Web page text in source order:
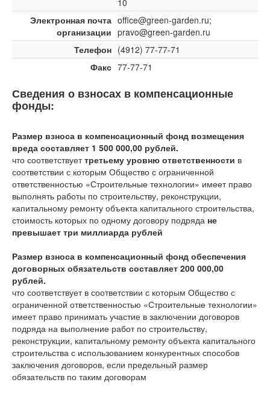
10
Электронная почта
организации
office@green-garden.ru;
pravo@green-garden.ru
Телефон (4912) 77-77-71
Факс 77-77-71
Сведения о взносах в компенсационные
фонды:
Размер взноса в компенсационный фонд возмещения
вреда составляет 1 500 000,00 рублей.
что соответствуеттретьему уровню ответственности в
соответствии с которым Общество с ограниченной
ответственностью «Строительные технологии» имеет право
выполнять работы по строительству, реконструкции,
капитальному ремонту объекта капитального строительства,
стоимость которых по одному договору подряда не
превышает три миллиарда рублей
Размер взноса в компенсационный фонд обеспечения
договорных обязательств составляет 200 000,00
рублей.
что соответствует в соответствии с которым Общество с
ограниченной ответственностью «Строительные технологии»
имеет право принимать участие в заключении договоров
подряда на выполнение работ по строительству,
реконструкции, капитальному ремонту объекта капитального
строительства с использованием конкурентных способов
заключения договоров, если предельный размер
обязательств по таким договорам